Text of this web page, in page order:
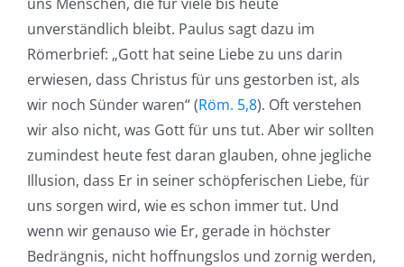
unverständlich bleibt. Paulus sagt dazu im
Römerbrief: „Gott hat seine Liebe zu uns darin
erwiesen, dass Christus für uns gestorben ist, als
wir noch Sünder waren“ (Röm. 5,8). Oft verstehen
wir also nicht, was Gott für uns tut. Aber wir sollten
zumindest heute fest daran glauben, ohne jegliche
Illusion, dass Er in seiner schöpferischen Liebe, für
uns sorgen wird, wie es schon immer tut. Und
wenn wir genauso wie Er, gerade in höchster
Bedrängnis, nicht hoffnungslos und zornig werden,